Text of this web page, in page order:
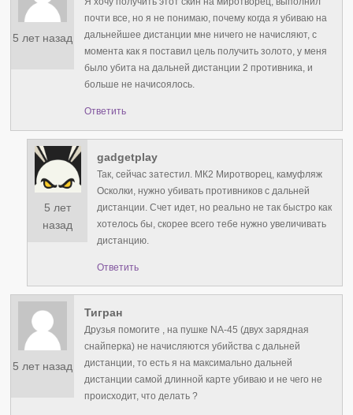
5 лет назад
почти все, но я не понимаю, почему когда я убиваю на
дальнейшее дистанции мне ничего не начисляют, с
момента как я поставил цель получить золото, у меня
было убита на дальней дистанции 2 противника, и
больше не начисоялось.
Ответить
5 лет
назад
gadgetplay
Так, сейчас затестил. МК2 Миротворец, камуфляж
Осколки, нужно убивать противников с дальней
дистанции. Счет идет, но реально не так быстро как
хотелось бы, скорее всего тебе нужно увеличивать
дистанцию.
Ответить
5 лет назад
Тигран
Друзья помогите , на пушке NA-45 (двух зарядная
снайперка) не начисляются убийства с дальней
дистанции, то есть я на максимально дальней
дистанции самой длинной карте убиваю и не чего не
происходит, что делать ?